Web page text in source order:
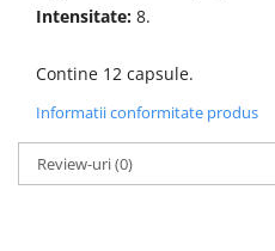
Intensitate: 8.
Contine 12 capsule.
Informatii conformitate produs
Review-uri(0)